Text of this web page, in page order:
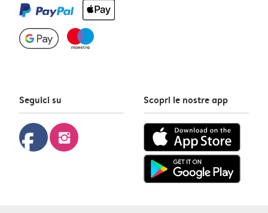
Seguici su
facebook instagram
Scopri le nostre app